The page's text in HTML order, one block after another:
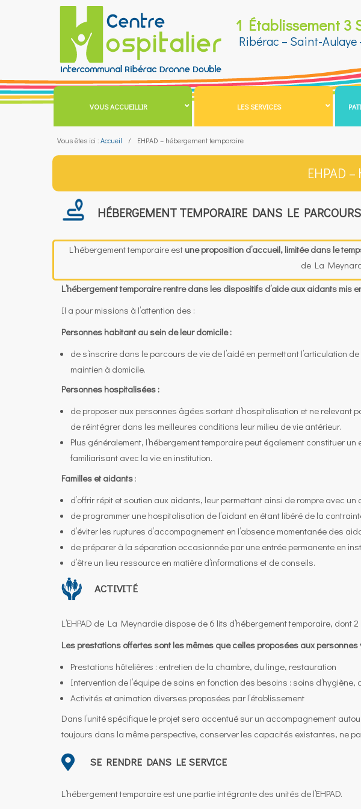
1 Établissement 3
Ribérac – Saint-
VOUS ACCUEILLIR LES SERVICES
Vous êtes ici :Accueil EHPAD – hébergement temporaire
EHPAD
HÉBERGEMENT TEMPORAIRE DANS LE
L’hébergement temporaire est une proposition d’accueil, limitée dans le
de La
L’hébergement temporaire rentre dans les dispositifs d’aide aux aidants mis
Il a pour missions à l’attention des :
Personnes habitant au sein de leur domicile :
de s’inscrire dans le parcours de vie de l’aidé en permettant l’articulation
maintien à domicile.
Personnes hospitalisées :
de proposer aux personnes âgées sortant d’hospitalisation et ne
de réintégrer dans les meilleures conditions leur milieu de vie antérieur.
Plus généralement, l’hébergement temporaire peut également constituer
familiarisant avec la vie en institution.
Familles et aidants :
d’offrir répit et soutien aux aidants, leur permettant ainsi de rompre avec
de programmer une hospitalisation de l’aidant en étant libéré de la
d’éviter les ruptures d’accompagnement en l’absence momentanée des
de préparer à la séparation occasionnée par une entrée permanente en
d’être un lieu ressource en matière d’informations et de conseils.
ACTIVITÉ
L’EHPAD de La Meynardie dispose de 6 lits d’hébergement temporaire, dont
Les prestations offertes sont les mêmes que celles proposées aux
Prestations hôtelières : entretien de la chambre, du linge, restauration
Intervention de l’équipe de soins en fonction des besoins : soins
Activités et animation diverses proposées par l’établissement
Dans l’unité spécifique le projet sera accentué sur un accompagnement
toujours dans la même perspective, conserver les capacités existantes, ne
SE RENDRE DANS LE SERVICE
L’hébergement temporaire est une partie intégrante des unités de l’EHPAD.